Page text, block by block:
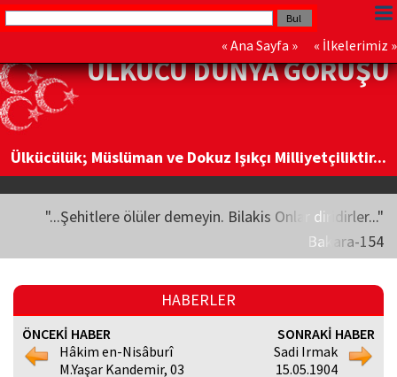
« Ana Sayfa » « İlkelerimiz »
ÜLKÜCÜ DÜNYA GÖRÜŞÜ
Ülkücülük; Müslüman ve Dokuz Işıkçı Milliyetçiliktir...
"...Şehitlere ölüler demeyin. Bilakis Onlar diridirler..."
Bakara-154
HABERLER
ÖNCEKİ HABER
Hâkim en-Nisâburî
M.Yaşar Kandemir, 03
SONRAKİ HABER
Sadi Irmak
15.05.1904